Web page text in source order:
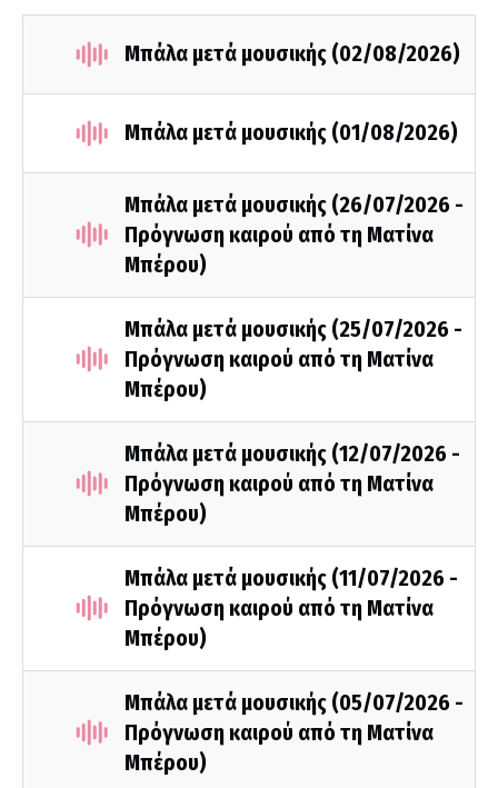
Μπάλα μετά μουσικής (02/08/2026)
Μπάλα μετά μουσικής (01/08/2026)
Μπάλα μετά μουσικής (26/07/2026 -
Πρόγνωση καιρού από τη Ματίνα
Μπέρου)
Μπάλα μετά μουσικής (25/07/2026 -
Πρόγνωση καιρού από τη Ματίνα
Μπέρου)
Μπάλα μετά μουσικής (12/07/2026 -
Πρόγνωση καιρού από τη Ματίνα
Μπέρου)
Μπάλα μετά μουσικής (11/07/2026 -
Πρόγνωση καιρού από τη Ματίνα
Μπέρου)
Μπάλα μετά μουσικής (05/07/2026 -
Πρόγνωση καιρού από τη Ματίνα
Μπέρου)